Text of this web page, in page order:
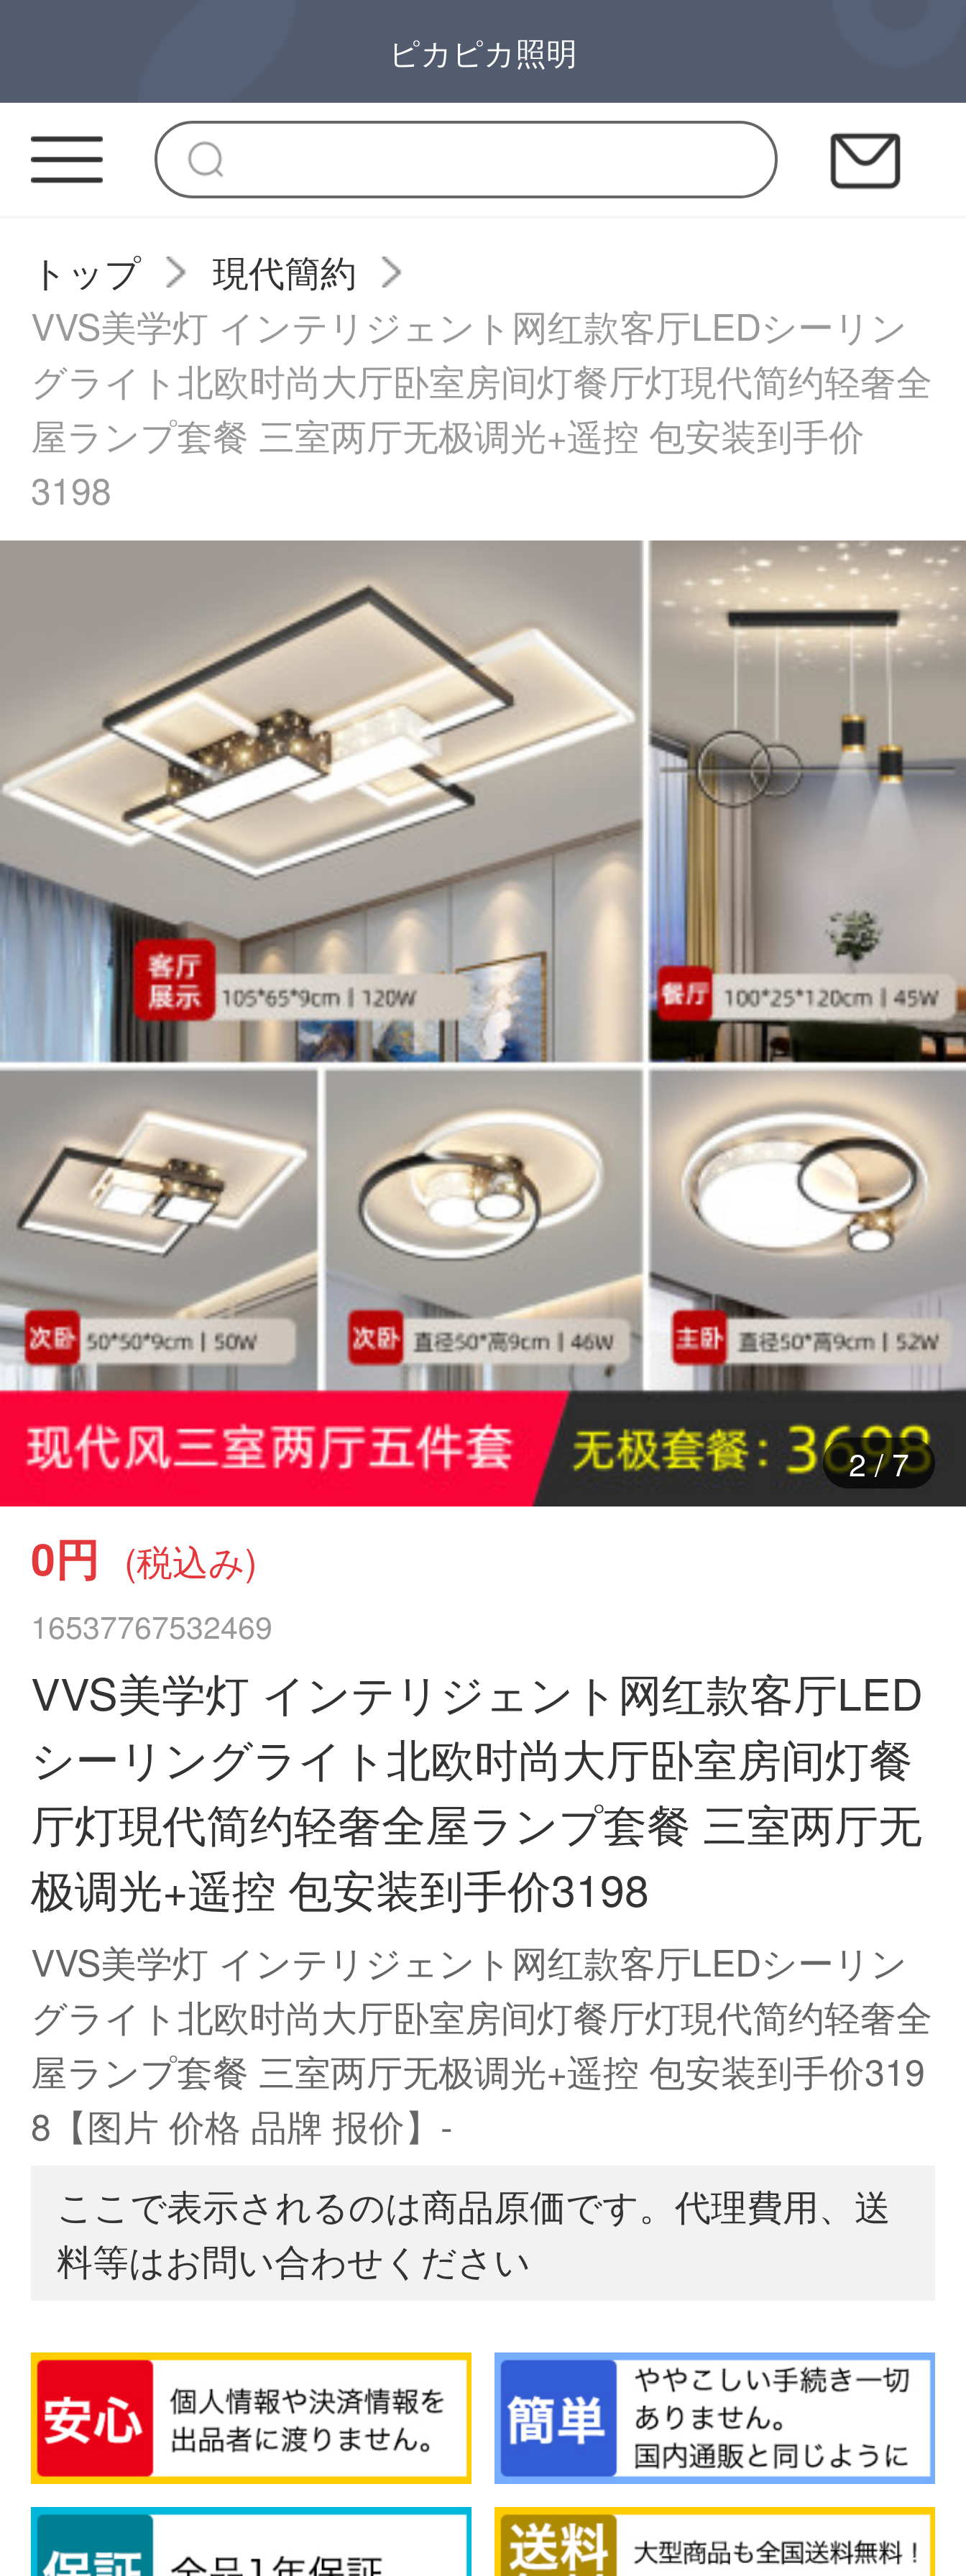
ピカピカ照明
トップ
現代簡約
VVS美学灯 インテリジェント网红款客厅LEDシーリン
グライト北欧时尚大厅卧室房间灯餐厅灯現代简约轻奢全
屋ランプ套餐 三室两厅无极调光+遥控 包安装到手价
3198
2/7
0円 (税込み)
16537767532469
VVS美学灯 インテリジェント网红款客厅LED
シーリングライト北欧时尚大厅卧室房间灯餐
厅灯現代简约轻奢全屋ランプ套餐 三室两厅无
极调光+遥控 包安装到手价3198
VVS美学灯 インテリジェント网红款客厅LEDシーリン
グライト北欧时尚大厅卧室房间灯餐厅灯現代简约轻奢全
屋ランプ套餐 三室两厅无极调光+遥控 包安装到手价319
8【图片 价格 品牌 报价】-
ここで表示されるのは商品原価です。代理費用、送
料等はお問い合わせください